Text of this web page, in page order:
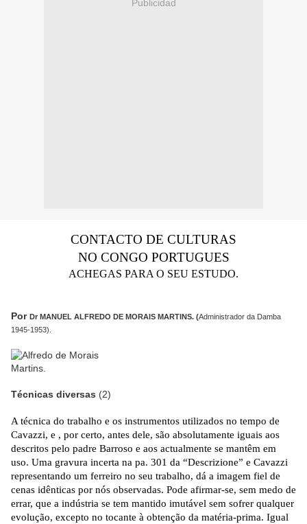
Publicidad
CONTACTO DE CULTURAS
NO CONGO PORTUGUES
ACHEGAS PARA O SEU ESTUDO.
Por Dr MANUEL ALFREDO DE MORAIS MARTINS. (Administrador da Damba
1945-1953).
Técnicas diversas (2)
A técnica do trabalho e os instrumentos utilizados no tempo de
Cavazzi, e , por certo, antes dele, são absolutamente iguais aos
descritos pelo padre Barroso e aos actualmente se mantêm em
uso. Uma gravura incerta na pa. 301 da “Descrizione” e Cavazzi
representando um ferreiro no seu trabalho, dá a imagem fiel de
cenas idênticas por nós observadas. Pode afirmar-se, sem medo de
errar, que a indústria se tem mantido imutável sem sofrer qualquer
evolução, excepto no tocante à obtenção da matéria-prima. Igual